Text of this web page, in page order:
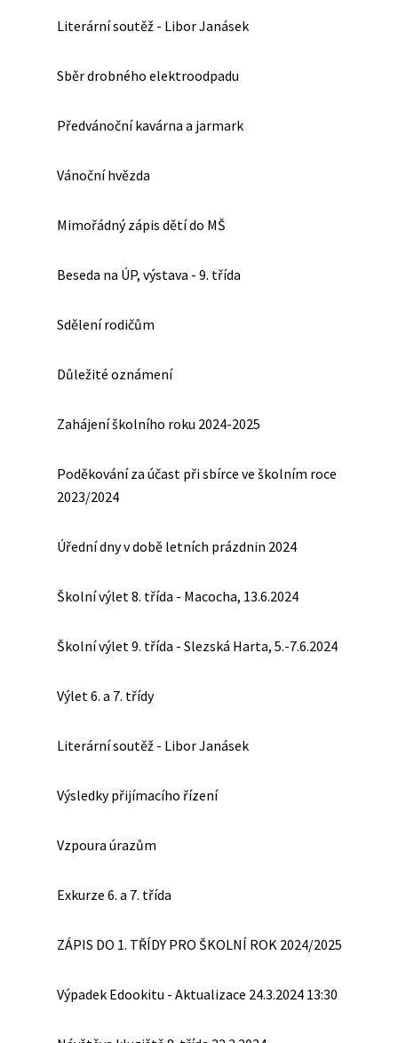
Literární soutěž - Libor Janásek
Sběr drobného elektroodpadu
Předvánoční kavárna a jarmark
Vánoční hvězda
Mimořádný zápis dětí do MŠ
Beseda na ÚP, výstava - 9. třída
Sdělení rodičům
Důležité oznámení
Zahájení školního roku 2024-2025
Poděkování za účast při sbírce ve školním roce
2023/2024
Úřední dny v době letních prázdnin 2024
Školní výlet 8. třída - Macocha, 13.6.2024
Školní výlet 9. třída - Slezská Harta, 5.-7.6.2024
Výlet 6. a 7. třídy
Literární soutěž - Libor Janásek
Výsledky přijímacího řízení
Vzpoura úrazům
Exkurze 6. a 7. třída
ZÁPIS DO 1. TŘÍDY PRO ŠKOLNÍ ROK 2024/2025
Výpadek Edookitu - Aktualizace 24.3.2024 13:30